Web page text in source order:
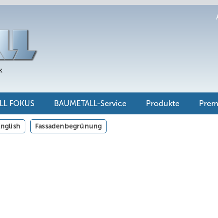
FOKUS BAUMETALL-Service Produkte
Fassadenbegrünung